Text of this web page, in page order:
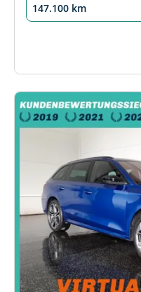
147.100 km